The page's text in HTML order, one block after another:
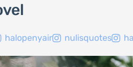
halopenyair nulisquotes